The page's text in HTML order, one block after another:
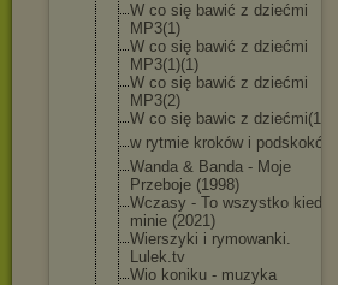
W co się bawić z dziećmi
MP3(1)
W co się bawić z dziećmi
MP3(1)(1)
W co się bawić z dziećmi
MP3(2)
W co się bawic z dziećmi(1)
w rytmie kroków i podskoków
Wanda & Banda - Moje
Przeboje (1998)
Wczasy - To wszystko kiedyś
minie (2021)
Wierszyki i rymowanki.
Lulek.tv
Wio koniku - muzyka